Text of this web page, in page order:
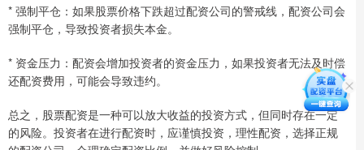
* 强制平仓：如果股票价格下跌超过配资公司的警戒线，配资公司会
强制平仓，导致投资者损失本金。
* 资金压力：配资会增加投资者的资金压力，如果投资者无法及时偿
还配资费用，可能会导致违约。
总之，股票配资是一种可以放大收益的投资方式，但同时存在一定
的风险。投资者在进行配资时，应谨慎投资，理性配资，选择正规